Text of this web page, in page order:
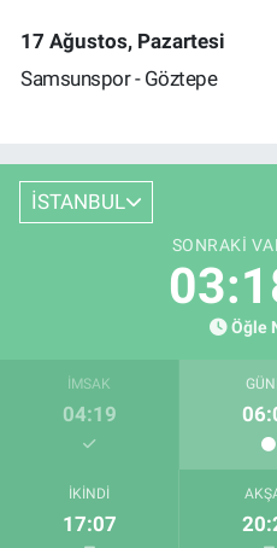
17 Ağustos, Pazartesi
Samsunspor - Göztepe
İSTANBUL
SONRAKI
Öğle
İMSAK
04:19
İKINDI
17:07